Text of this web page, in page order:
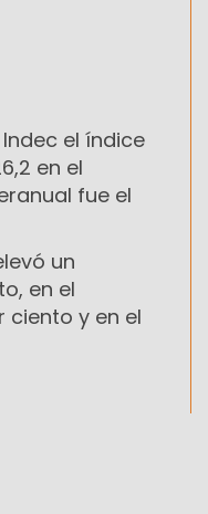
el índice
en el
fue el
un
en el
ciento y en el